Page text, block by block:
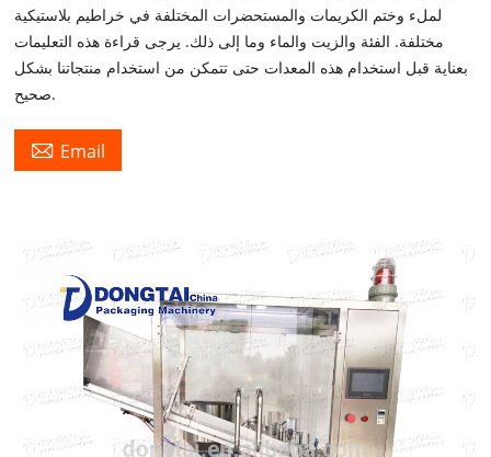
لملء وختم الكريمات والمستحضرات المختلفة في خراطيم بلاستيكية
مختلفة. الفئة والزيت والماء وما إلى ذلك. يرجى قراءة هذه التعليمات
بعناية قبل استخدام هذه المعدات حتى تتمكن من استخدام منتجاتنا بشكل
صحيح.
 Email